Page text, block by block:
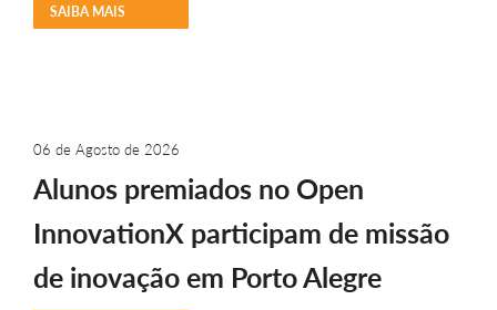
SAIBA MAIS
06 de Agosto de 2026
Alunos premiados no Open
InnovationX participam de missão
de inovação em Porto Alegre